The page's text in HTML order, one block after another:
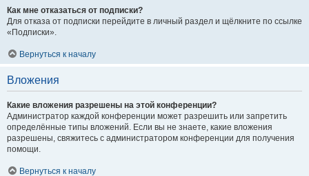
Как мне отказаться от подписки?
Для отказа от подписки перейдите в личный раздел и щёлкните по ссылке
«Подписки».
Вернуться к началу
Вложения
Какие вложения разрешены на этой конференции?
Администратор каждой конференции может разрешить или запретить
определённые типы вложений. Если вы не знаете, какие вложения
разрешены, свяжитесь с администратором конференции для получения
помощи.
Вернуться к началу